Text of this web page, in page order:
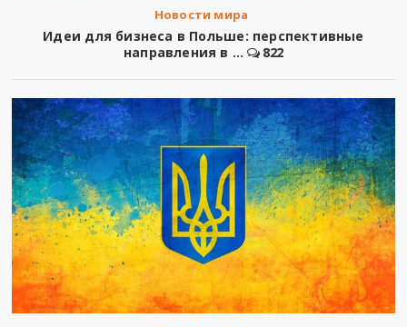
Новости мира
Идеи для бизнеса в Польше: перспективные
направления в ...
822